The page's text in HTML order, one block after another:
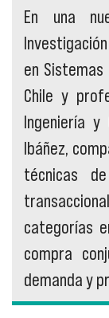
En una
en
Chile y
Ingeniería y
Ibáñez,
técnicas
categorías
compra
demanda y